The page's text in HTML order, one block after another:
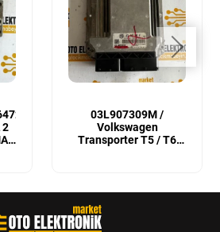
2
03L907309M /
Volkswagen
Transporter T5 / T6